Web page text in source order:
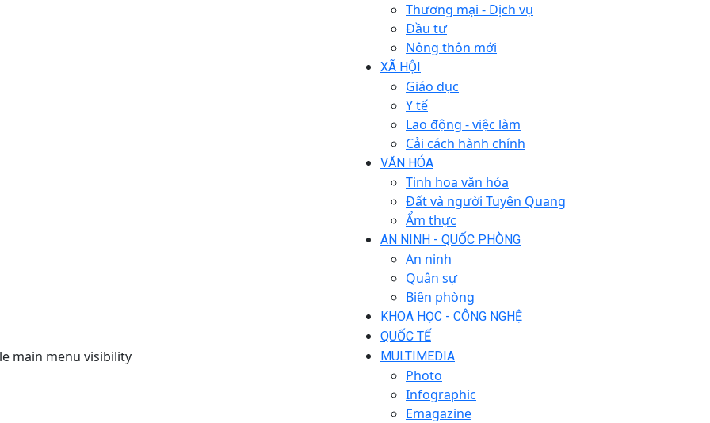
main menu visibility
Thương mại - Dịch vụ
Đầu tư
Nông thôn mới
XÃ HỘI
Giáo dục
Y tế
Lao động - việc làm
Cải cách hành chính
VĂN HÓA
Tinh hoa văn hóa
Đất và người Tuyên Quang
Ẩm thực
AN NINH - QUỐC PHÒNG
An ninh
Quân sự
Biên phòng
KHOA HỌC - CÔNG NGHỆ
QUỐC TẾ
MULTIMEDIA
Photo
Infographic
Emagazine